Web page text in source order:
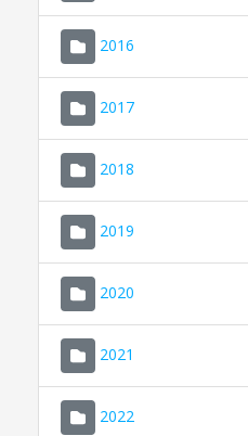
2016
2017
2018
2019
2020
2021
2022